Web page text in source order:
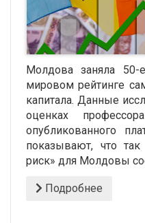
Молдова заняла
мировом рейтинге
капитала. Данные
оценках
опубликованного
показывают, что
риск» для Молдовы
Подробнее